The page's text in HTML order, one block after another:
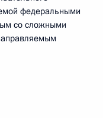
федеральными
со сложными